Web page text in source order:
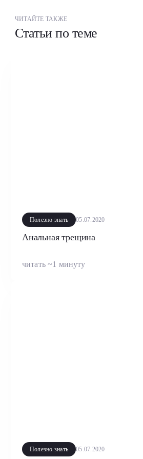
ЧИТАЙТЕ ТАКЖЕ
Статьи по теме
Полезно знать 05.07.2020
Анальная трещина
читать ~1 минуту
Полезно знать 05.07.2020